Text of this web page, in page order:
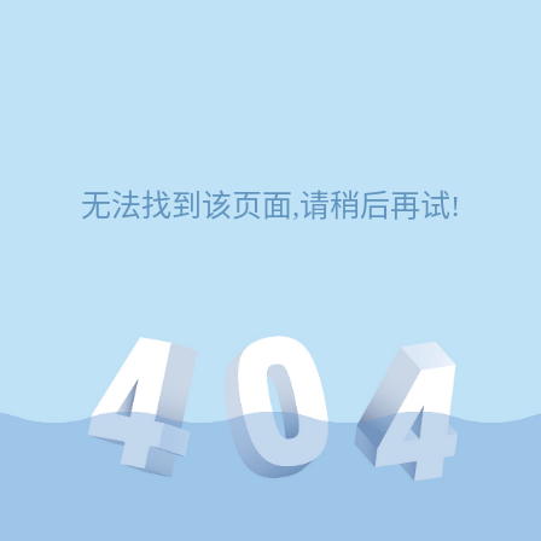
无法找到该页面,请稍后再试!